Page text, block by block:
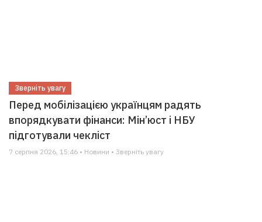
Зверніть увагу
Перед мобілізацією українцям радять
впорядкувати фінанси: Мін’юст і НБУ
підготували чекліст
7 серпня 2026, 15:46 • Новини • Зверніть увагу